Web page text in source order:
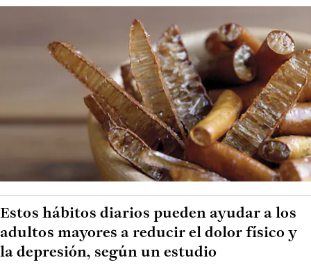
Estos hábitos diarios pueden ayudar a los
adultos mayores a reducir el dolor físico y
la depresión, según un estudio